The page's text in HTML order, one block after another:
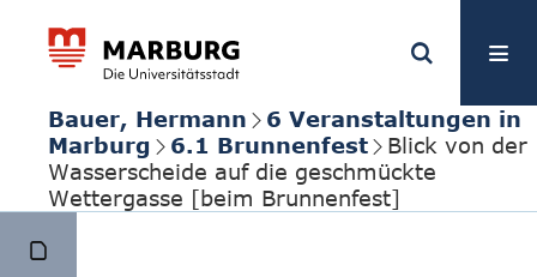
Bauer, Hermann
6 Veranstaltungen in
Marburg
6.1 Brunnenfest
Blick von der
Wasserscheide auf die geschmückte
Wettergasse [beim Brunnenfest]